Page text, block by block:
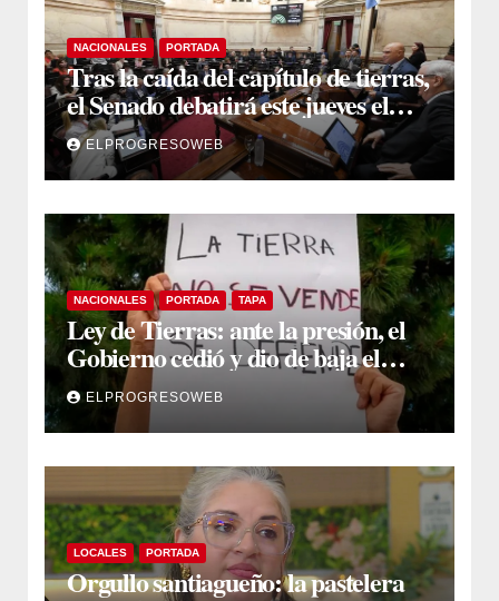
NACIONALES PORTADA
Tras la caída del capítulo de tierras,
el Senado debatirá este jueves el
proyecto sobre propiedad privada
ELPROGRESOWEB
NACIONALES PORTADA TAPA
Ley de Tierras: ante la presión, el
Gobierno cedió y dio de baja el
capítulo de la polémica
ELPROGRESOWEB
LOCALES PORTADA
Orgullo santiagueño: la pastelera